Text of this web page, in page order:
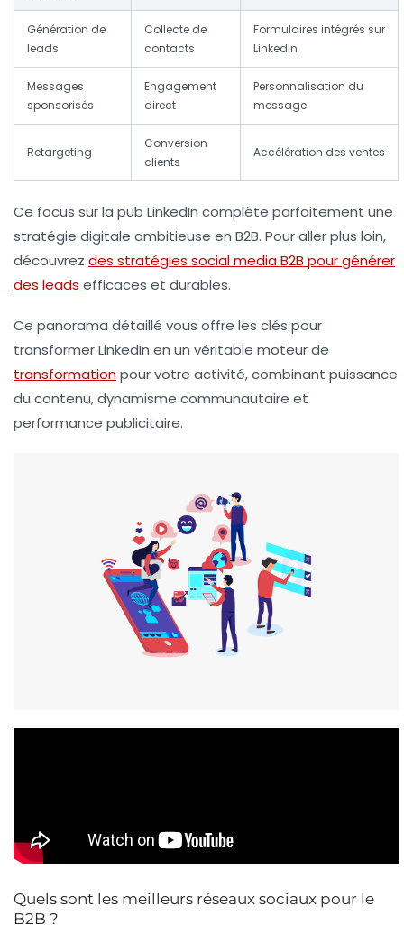
Génération de
leads
Collecte de
contacts
Formulaires intégrés sur
LinkedIn
Messages
sponsorisés
Engagement
direct
Personnalisation du
message
Retargeting
Conversion
clients
Accélération des ventes
Ce focus sur la pub LinkedIn complète parfaitement une
stratégie digitale ambitieuse en B2B. Pour aller plus loin,
découvrez des stratégies social media B2B pour générer
des leads efficaces et durables.
Ce panorama détaillé vous offre les clés pour
transformer LinkedIn en un véritable moteur de
transformationpour votre activité, combinant puissance
du contenu, dynamisme communautaire et
performance publicitaire.
Quels sont les meilleurs réseaux sociaux pour le
B2B ?